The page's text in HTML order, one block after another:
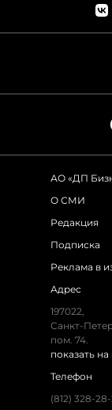
АО «ДП
О СМИ
Редакция
Подписка
Реклама в
Адрес
197022,
Санкт-
пом. 74.
показать на
Телефон
(812) 328-